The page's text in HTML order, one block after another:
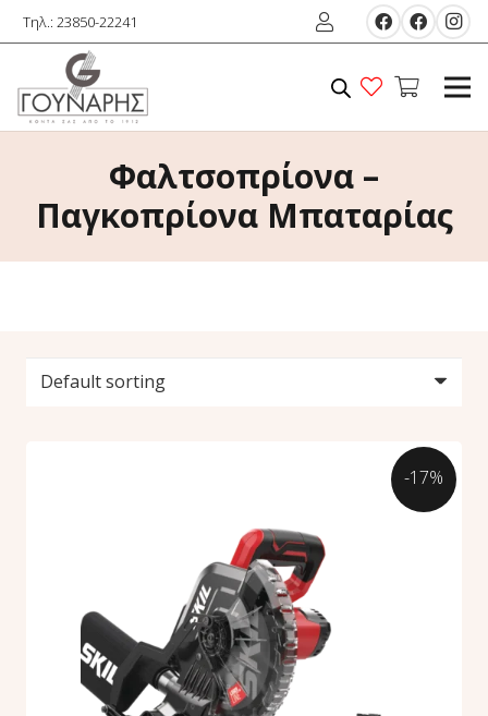
Τηλ.: 23850-22241
Φαλτσοπρίονα –
Παγκοπρίονα Μπαταρίας
-17%